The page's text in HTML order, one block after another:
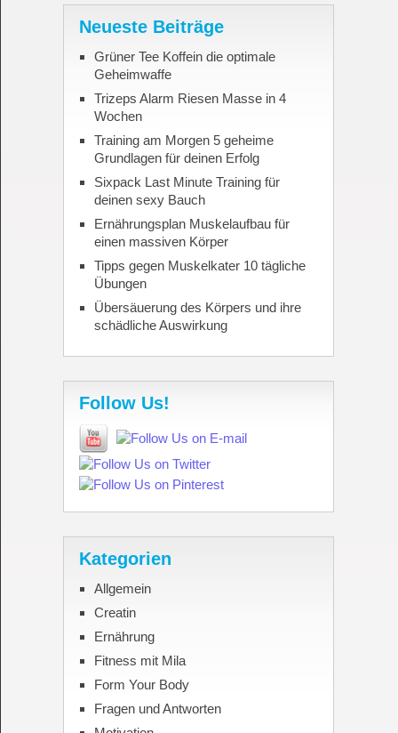
Neueste Beiträge
Grüner Tee Koffein die optimale
Geheimwaffe
Trizeps Alarm Riesen Masse in 4
Wochen
Training am Morgen 5 geheime
Grundlagen für deinen Erfolg
Sixpack Last Minute Training für
deinen sexy Bauch
Ernährungsplan Muskelaufbau für
einen massiven Körper
Tipps gegen Muskelkater 10 tägliche
Übungen
Übersäuerung des Körpers und ihre
schädliche Auswirkung
Follow Us!
Kategorien
Allgemein
Creatin
Ernährung
Fitness mit Mila
Form Your Body
Fragen und Antworten